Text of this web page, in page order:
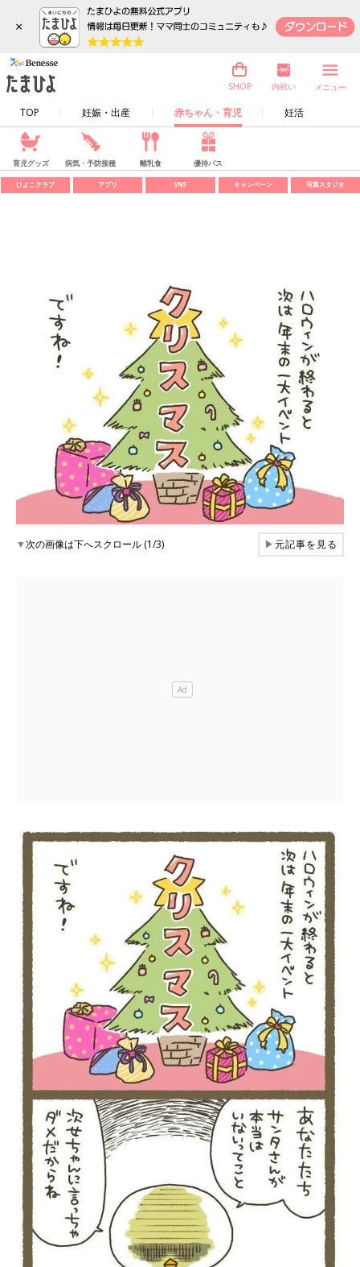
×
TOP 妊娠・出産 赤ちゃん・育児 妊活
SHOP 内祝い メニュー
育児グッズ 病気・予防接種 離乳食 優待パス
ひよこクラブ アプリ SNS キャンペーン 写真スタジオ
▼次の画像は下へスクロール (1/3) ▶元記事を見る